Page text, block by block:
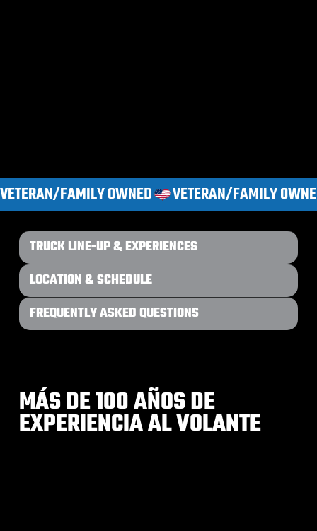
VETERAN/FAMILY OWNED
TRUCK LINE-UP & EXPERIENCES
LOCATION & SCHEDULE
FREQUENTLY ASKED QUESTIONS
MÁS DE 100 AÑOS DE
EXPERIENCIA AL VOLANTE